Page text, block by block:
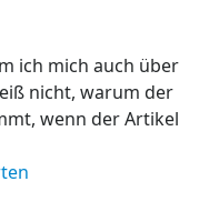
ich mich auch über
nicht, warum der
wenn der Artikel